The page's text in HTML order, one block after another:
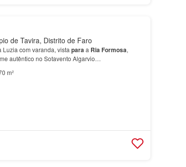
de Tavira, Distrito de Faro
Luzia com varanda, vista paraa Ria Formosa,
autêntico no Sotavento Algarvio…
m²